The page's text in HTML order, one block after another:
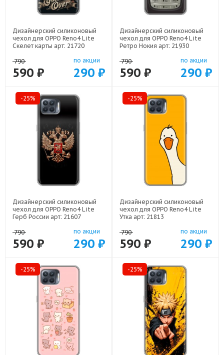
Дизайнерский силиконовый
чехол для OPPO Reno4 Lite
Скелет карты арт: 21720
790
590 ₽
по акции
290 ₽
Дизайнерский силиконовый
чехол для OPPO Reno4 Lite
Ретро Нокия арт: 21930
790
590 ₽
по акции
290 ₽
-25%
Дизайнерский силиконовый
чехол для OPPO Reno4 Lite
Герб России арт: 21607
790
590 ₽
по акции
290 ₽
-25%
Дизайнерский силиконовый
чехол для OPPO Reno4 Lite
Утка арт: 21813
790
590 ₽
по акции
290 ₽
-25% -25%